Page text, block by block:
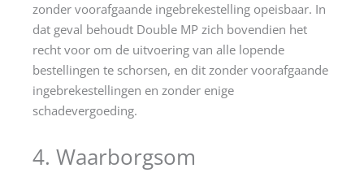
zonder voorafgaande ingebrekestelling opeisbaar. In
dat geval behoudt Double MP zich bovendien het
recht voor om de uitvoering van alle lopende
bestellingen te schorsen, en dit zonder voorafgaande
ingebrekestellingen en zonder enige
schadevergoeding.
4. Waarborgsom